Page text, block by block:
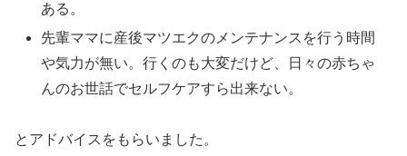
ある。
先輩ママに産後マツエクのメンテナンスを行う時間
や気力が無い。行くのも大変だけど、日々の赤ちゃ
んのお世話でセルフケアすら出来ない。
とアドバイスをもらいました。